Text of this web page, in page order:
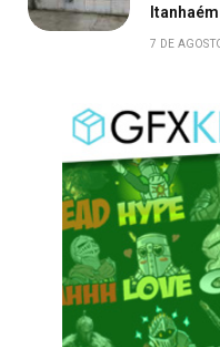
Itanhaém
7 DE